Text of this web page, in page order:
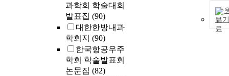
과학회 학술대회
발표집 (90)
대한한방내과
학회지 (90)
한국항공우주
학회 학술발표회
논문집 (82)
보기